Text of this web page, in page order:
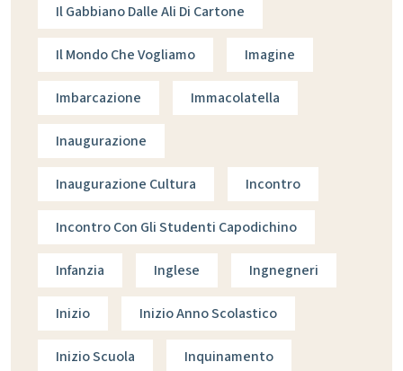
Il Gabbiano Dalle Ali Di Cartone
Il Mondo Che Vogliamo Imagine
Imbarcazione Immacolatella
Inaugurazione
Inaugurazione Cultura Incontro
Incontro Con Gli Studenti Capodichino
Infanzia Inglese Ingnegneri
Inizio Inizio Anno Scolastico
Inizio Scuola Inquinamento